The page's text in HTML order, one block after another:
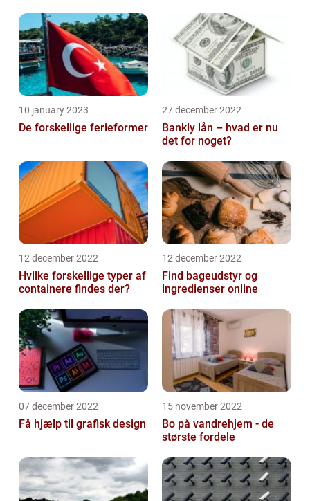
10 january 2023
De forskellige ferieformer
27 december 2022
Bankly lån – hvad er nu
det for noget?
12 december 2022
Hvilke forskellige typer af
containere findes der?
12 december 2022
Find bageudstyr og
ingredienser online
07 december 2022
Få hjælp til grafisk design
15 november 2022
Bo på vandrehjem - de
største fordele